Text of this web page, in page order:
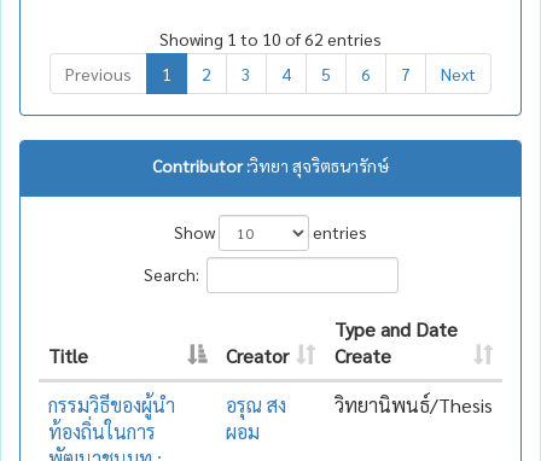
Showing 1 to 10 of 62 entries
Previous
1 2 3 4 5 6 7 Next
Contributor :วิทยา สุจริตธนารักษ์
Show
entries
Search:
Title Creator
Type and Date
Create
กรรมวิธีของผู้นำ
ท้องถิ่นในการ
อรุณ สง
ผอม
วิทยานิพนธ์/Thesis